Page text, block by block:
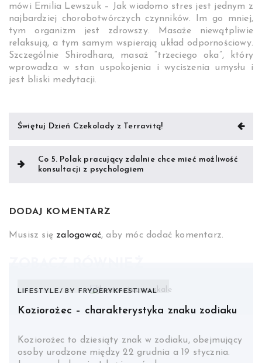
mówi Emilia Lewszuk – Jak wiadomo stres jest jednym z
najbardziej chorobotwórczych czynników. Im go mniej,
tym organizm jest zdrowszy. Masaże niewątpliwie
relaksują, a tym samym wspierają układ odpornościowy.
Szczególnie Shirodhara, masaż “trzeciego oka”, który
wprowadza w stan uspokojenia i wyciszenia umysłu i
jest bliski medytacji.
Nawigacja
Świętuj Dzień Czekolady z Terravitą!
Co 5. Polak pracujący zdalnie chce mieć możliwość
konsultacji z psychologiem
DODAJ KOMENTARZ
Musisz się zalogować, aby móc dodać komentarz.
LIFESTYLE BY FRYDERYKFESTIWAL
Koziorożec – charakterystyka znaku zodiaku
Koziorożec to dziesiąty znak w zodiaku, obejmujący
osoby urodzone między 22 grudnia a 19 stycznia.